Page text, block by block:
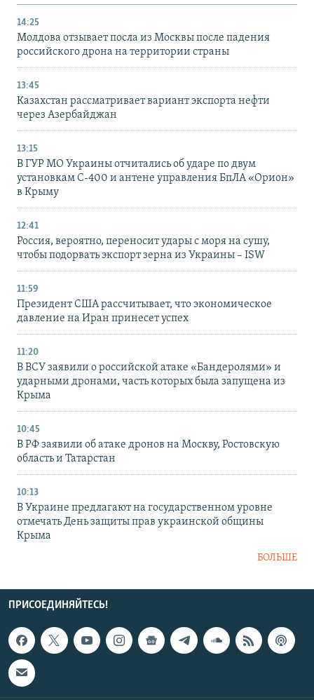
14:25
Молдова отзывает посла из Москвы после падения
российского дрона на территории страны
13:45
Казахстан рассматривает вариант экспорта нефти
через Азербайджан
13:15
В ГУР МО Украины отчитались об ударе по двум
установкам С-400 и антене управления БпЛА «Орион»
в Крыму
12:41
Россия, вероятно, переносит удары с моря на сушу,
чтобы подорвать экспорт зерна из Украины – ISW
11:59
Президент США рассчитывает, что экономическое
давление на Иран принесет успех
11:20
В ВСУ заявили о российской атаке «Бандеролями» и
ударными дронами, часть которых была запущена из
Крыма
10:45
В РФ заявили об атаке дронов на Москву, Ростовскую
область и Татарстан
10:13
В Украине предлагают на государственном уровне
отмечать День защиты прав украинской общины
Крыма
БОЛЬШЕ
ПРИСОЕДИНЯЙТЕСЬ!